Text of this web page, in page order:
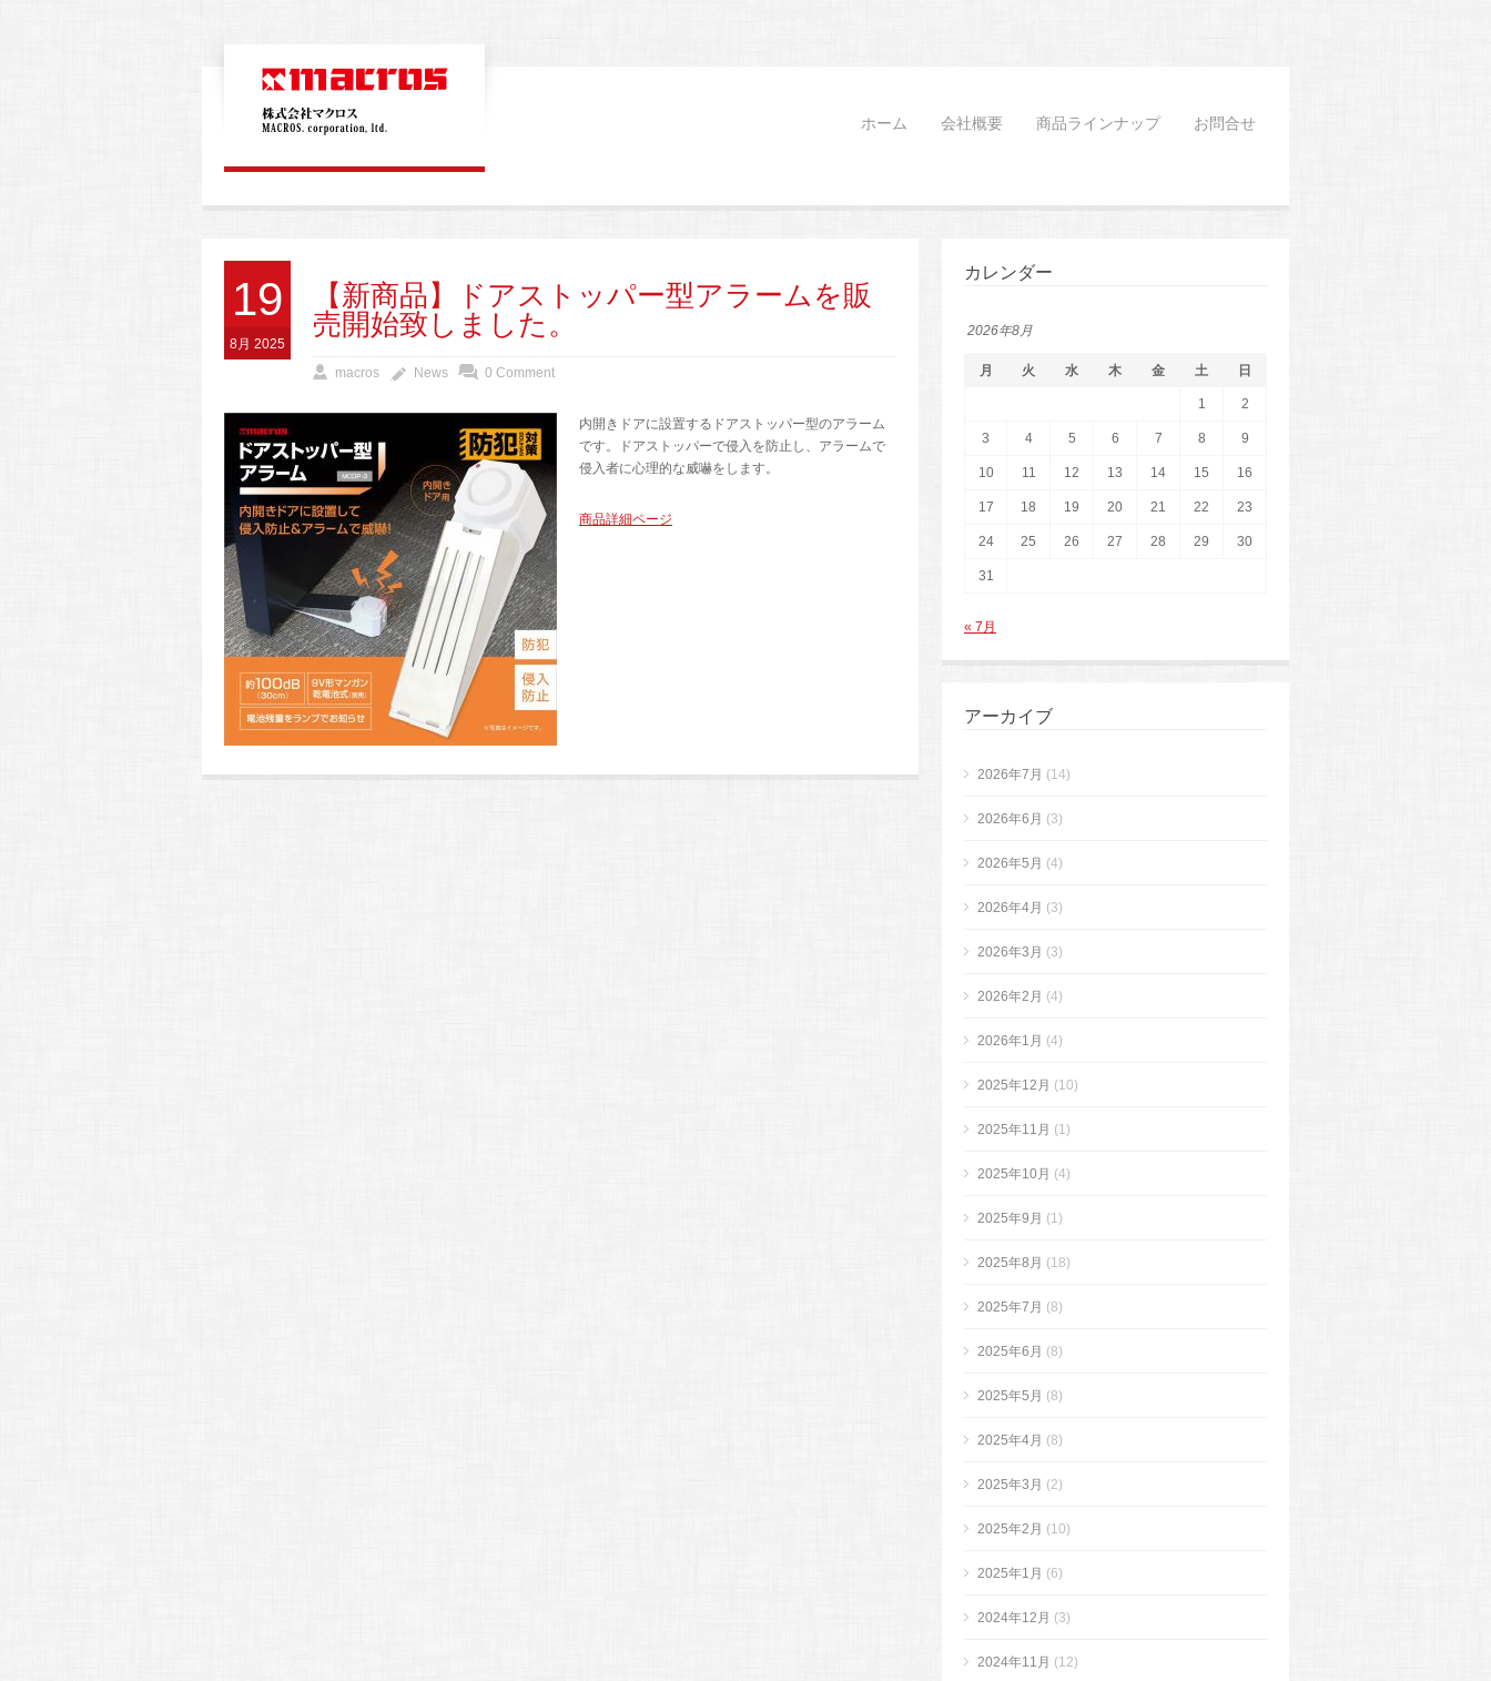
ホーム 会社概要 商品ラインナップ お問合せ
19
8月 2025
【新商品】ドアストッパー型アラームを販
売開始致しました。
macros News 0 Comment
内開きドアに設置するドアストッパー型のアラーム
です。ドアストッパーで侵入を防止し、アラームで
侵入者に心理的な威嚇をします。
商品詳細ページ
カレンダー
2026年8月
月 火 水 木 金 土 日
1 2
3 4 5 6 7 8 9
10 11 12 13 14 15 16
17 18 19 20 21 22 23
24 25 26 27 28 29 30
31
« 7月
アーカイブ
2026年7月 (14)
2026年6月 (3)
2026年5月 (4)
2026年4月 (3)
2026年3月 (3)
2026年2月 (4)
2026年1月 (4)
2025年12月 (10)
2025年11月 (1)
2025年10月 (4)
2025年9月 (1)
2025年8月 (18)
2025年7月 (8)
2025年6月 (8)
2025年5月 (8)
2025年4月 (8)
2025年3月 (2)
2025年2月 (10)
2025年1月 (6)
2024年12月 (3)
2024年11月 (12)